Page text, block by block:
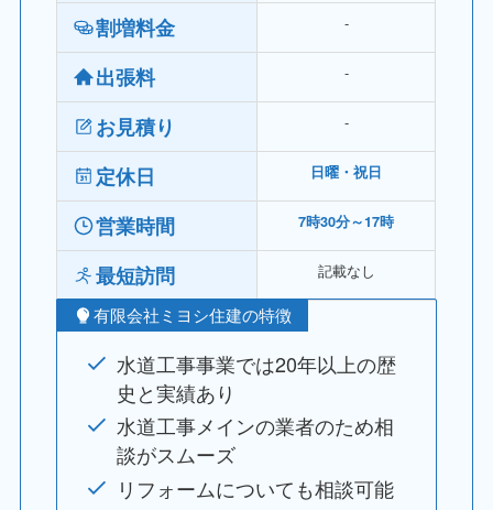
割増料金 ‐
出張料 ‐
お見積り ‐
定休日 日曜・祝日
営業時間 7時30分～17時
最短訪問 記載なし
有限会社ミヨシ住建の特徴
水道工事事業では20年以上の歴
史と実績あり
水道工事メインの業者のため相
談がスムーズ
リフォームについても相談可能